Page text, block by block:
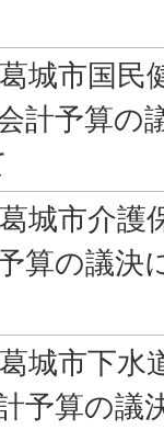
城市国民
計予算の
城市介護
算の議決
城市下水
予算の議